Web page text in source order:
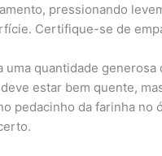
pressionando
Certifique-se de
uma quantidade
estar bem quente,
pedacinho da farinha no